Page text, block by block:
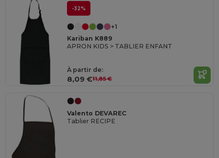
-32%
+1
Kariban K889
APRON KIDS > TABLIER ENFANT
À partir de:
8,09 €11,85 €
Valento DEVAREC
Tablier RECIPE